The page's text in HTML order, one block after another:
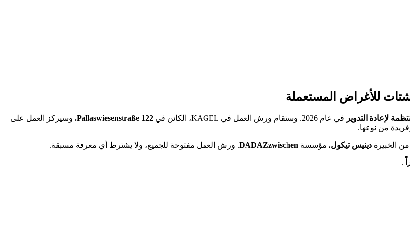
للأغراض المستعملة
لإعادة التدوير في عام 2026. وستقام ورش العمل في KAGEL، الكائن في Pallaswiesenstraße 122. وسيركز العمل على
من نوعها.
الخبيرة دينيس تيكول، مؤسسة DADAZzwischen. ورش العمل مفتوحة للجميع، ولا يشترط أي معرفة مسبقة.
.